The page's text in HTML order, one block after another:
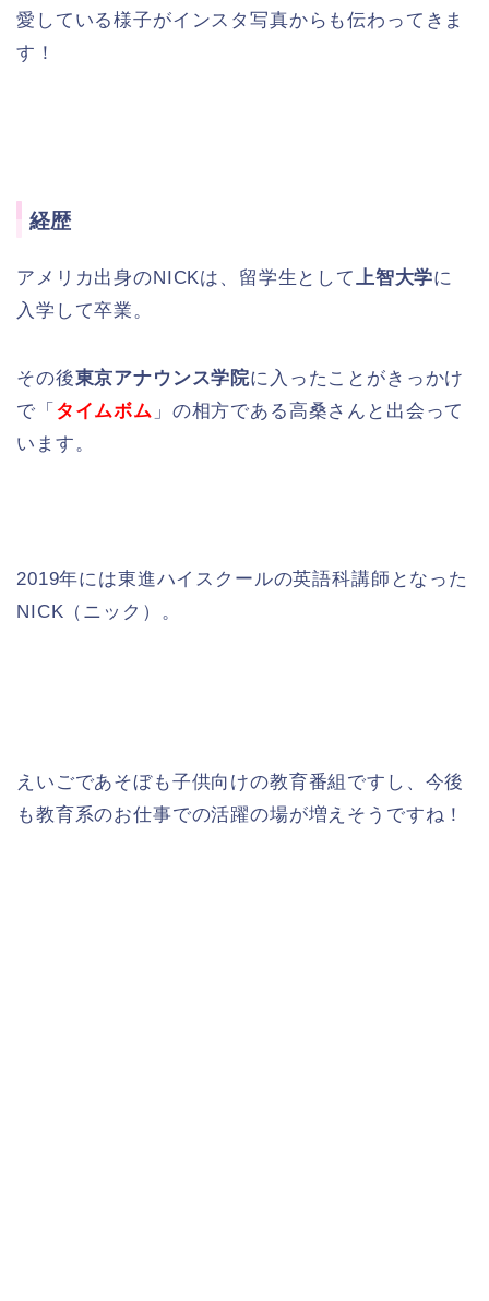
愛している様子がインスタ写真からも伝わってきま
す！
経歴
アメリカ出身のNICKは、留学生として上智大学に
入学して卒業。
その後東京アナウンス学院に入ったことがきっかけ
で「 タイムボム 」の相方である高桑さんと出会って
います。
2019年には東進ハイスクールの英語科講師となった
NICK（ニック）。
えいごであそぼも子供向けの教育番組ですし、今後
も教育系のお仕事での活躍の場が増えそうですね！